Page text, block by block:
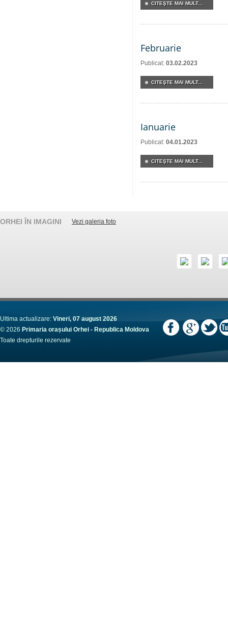
CITEŞTE MAI MULT...
Februarie
Publicat: 03.02.2023
CITEŞTE MAI MULT...
Ianuarie
Publicat: 04.01.2023
CITEŞTE MAI MULT...
ORHEI ÎN IMAGINI Vezi galeria foto
Ultima actualizare: Vineri, 07 august 2026
© 2026 Primaria orașului Orhei - Republica Moldova
Toate drepturile rezervate